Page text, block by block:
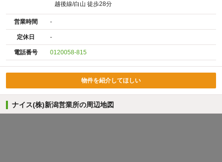
越後線/白山 徒歩28分
営業時間 -
定休日 -
電話番号 0120058-815
物件を紹介してほしい
ナイス(株)新潟営業所の周辺地図